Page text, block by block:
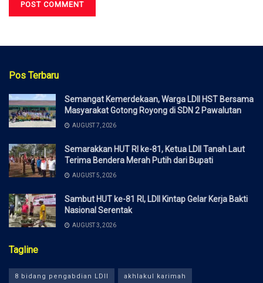
Pos Terbaru
Semangat Kemerdekaan, Warga LDII HST Bersama
Masyarakat Gotong Royong di SDN 2 Pawalutan
AUGUST 7, 2026
Semarakkan HUT RI ke-81, Ketua LDII Tanah Laut
Terima Bendera Merah Putih dari Bupati
AUGUST 5, 2026
Sambut HUT ke-81 RI, LDII Kintap Gelar Kerja Bakti
Nasional Serentak
AUGUST 3, 2026
Tagline
8 bidang pengabdian LDII akhlakul karimah